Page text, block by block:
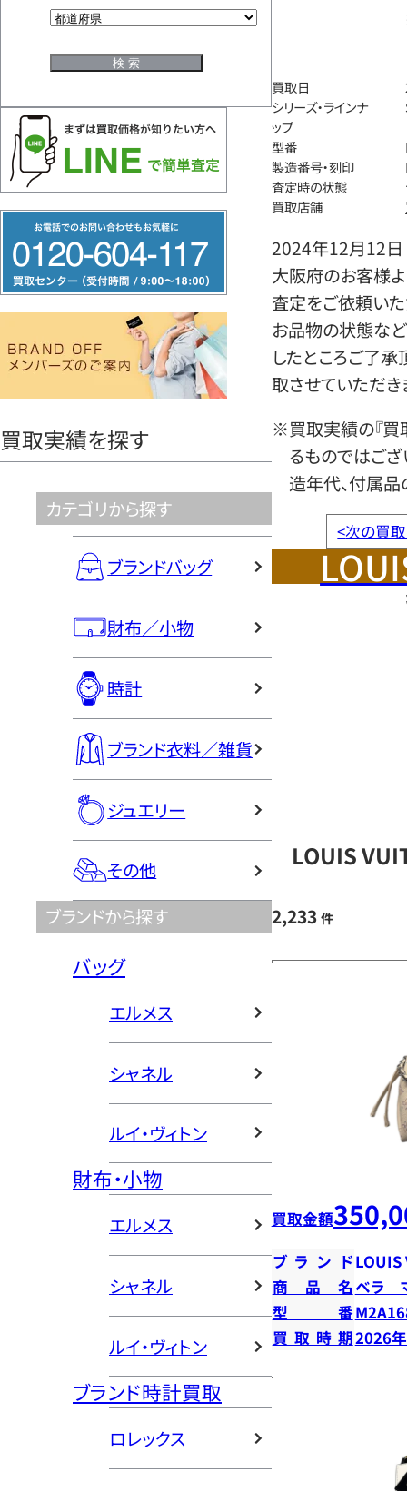
リ
ー
ヤ
買取実績を探す
カテゴリから探す
ブランドバッグ
財布／小物
時計
ブランド衣料／雑貨
ジュエリー
その他
ブランドから探す
バッグ
エルメス
シャネル
ルイ・ヴィトン
財布・小物
エルメス
シャネル
ルイ・ヴィトン
ブランド時計買取
ロレックス
買取日
シリーズ・ラインナ
ップ
型番
製造番号・刻印
査定時の状態
買取店舗
2024年12月12日
大阪府のお客様よ
査定をご依頼いた
お品物の状態など
したところご了
取させていただき
※買取実績の『買
るものではござ
造年代、付属品
<次の買
LOUIS
2,233 件
買取金額
ブランドLOUIS
商品名ベラ
型番
買取時期2026